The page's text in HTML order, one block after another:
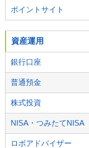
ポイントサイト
資産運用
銀行口座
普通預金
株式投資
NISA・つみたてNISA
ロボアドバイザー